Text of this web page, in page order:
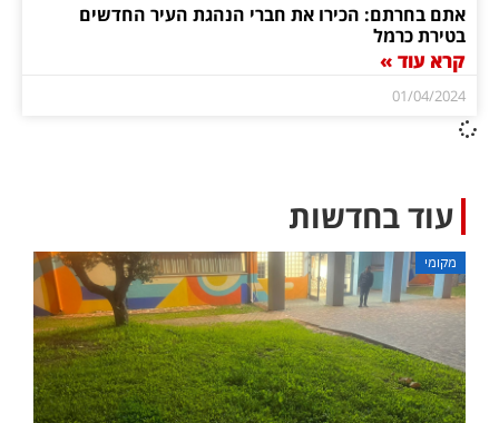
אתם בחרתם: הכירו את חברי הנהגת העיר החדשים
בטירת כרמל
קרא עוד »
01/04/2024
עוד בחדשות
מקומי